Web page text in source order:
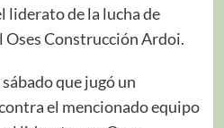
liderato de la lucha de
Construcción Ardoi.
que jugó un
el mencionado equipo